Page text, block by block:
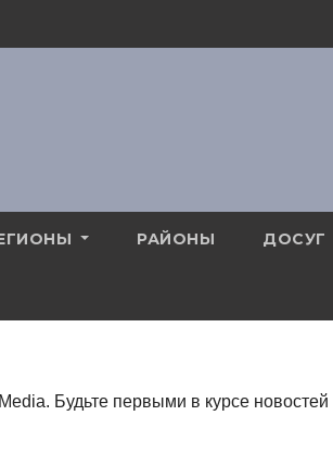
РАЙОНЫ ДОСУГ
Будьте первыми в курсе